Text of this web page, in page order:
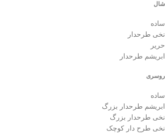
شال
ساده
نخی طرحدار
حریر
ابریشم طرحدار
روسری
ساده
ابریشم طرحدار بزرگ
نخی طرحدار بزرگ
نخی طرح دار کوچک